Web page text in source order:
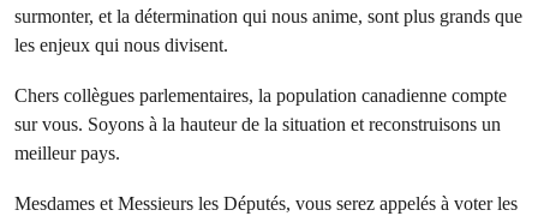
surmonter, et la détermination qui nous anime, sont plus grands que
les enjeux qui nous divisent.
Chers collègues parlementaires, la population canadienne compte
sur vous. Soyons à la hauteur de la situation et reconstruisons un
meilleur pays.
Mesdames et Messieurs les Députés, vous serez appelés à voter les